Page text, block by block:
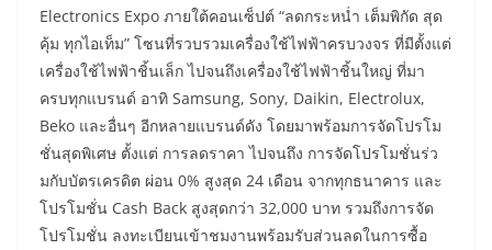
Electronics Expo ภายใต้คอนเซ็ปต์ “ลดกระหน่ำ เต็มพิกัด สุด
คุ้ม ทุกไอเท็ม” โซนที่รวบรวมเครื่องใช้ไฟฟ้าครบวงจร ที่มีตั้งแต่
เครื่องใช้ไฟฟ้าชิ้นเล็ก ไปจนถึงเครื่องใช้ไฟฟ้าชิ้นใหญ่ ที่มา
ครบทุกแบรนด์ อาทิ Samsung, Sony, Daikin, Electrolux,
Beko และอื่นๆ อีกหลายแบรนด์ดัง โดยมาพร้อมการจัดโปรโม
ชั่นสุดพิเศษ ตั้งแต่ การลดราคา ไปจนถึง การจัดโปรโมชั่นร่ว
มกับบัตรเครดิต ผ่อน 0% สูงสุด 24 เดือน จากทุกธนาคาร และ
โปรโมชั่น Cash Back สูงสุดกว่า 32,000 บาท รวมถึงการจัด
โปรโมชั่น ลงทะเบียนเข้าชมงานพร้อมรับส่วนลดในการซื้อ